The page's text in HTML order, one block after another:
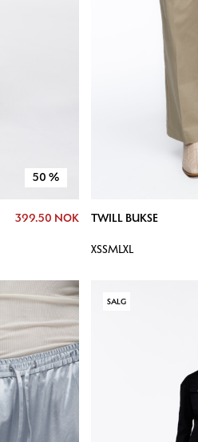
50 %
399.50 NOK TWILL BUKSE
XSSMLXL
SALG